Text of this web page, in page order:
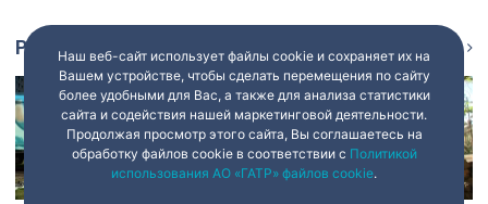
Репортаж
Наш веб-сайт использует файлы cookie и сохраняет их на
Вашем устройстве, чтобы сделать перемещения по сайту
более удобными для Вас, а также для анализа статистики
сайта и содействия нашей маркетинговой деятельности.
Продолжая просмотр этого сайта, Вы соглашаетесь на
обработку файлов cookie в соответствии с Политикой
использования АО «ГАТР» файлов cookie.